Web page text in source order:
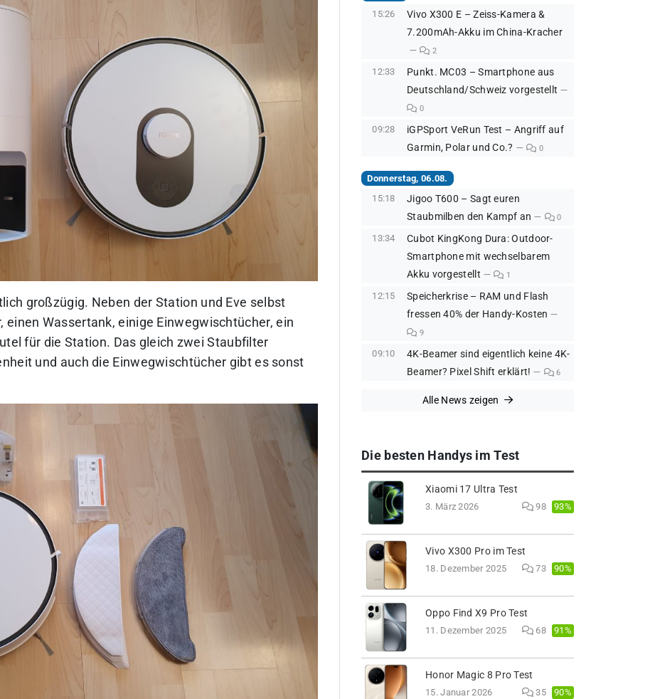
großzügig. Neben der Station und Eve selbst
einen Wassertank, einige Einwegwischtücher,ein
für die Station. Das gleich zwei Staubfilter
und auch die Einwegwischtücher gibt es sonst
15:26
Vivo X300 E – Zeiss-Kamera &
7.200mAh-Akku im China-Kracher
2
12:33
Punkt. MC03 – Smartphone aus
Deutschland/Schweiz vorgestellt
0
09:28
iGPSport VeRun Test – Angriff auf
Garmin, Polar und Co.?
0
Donnerstag, 06.08.
15:18
Jigoo T600 – Sagt euren
Staubmilben den Kampf an
0
13:34
Cubot KingKong Dura: Outdoor-
Smartphone mit wechselbarem
Akku vorgestellt
1
12:15
Speicherkrise – RAM und Flash
fressen 40% der Handy-Kosten
9
09:10
4K-Beamer sind eigentlich keine 4K-
Beamer? Pixel Shift erklärt!
6
Alle News zeigen
Die besten Handys im Test
Xiaomi 17 Ultra Test
3. März 2026 98 93%
Vivo X300 Pro im Test
18. Dezember 2025 73 90%
Oppo Find X9 Pro Test
11. Dezember 2025 68 91%
Honor Magic 8 Pro Test
15. Januar 2026 35 90%